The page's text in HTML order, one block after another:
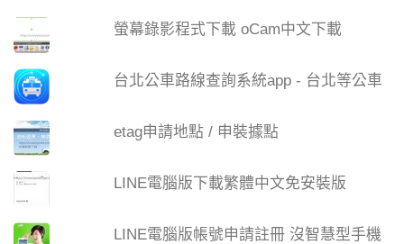
螢幕錄影程式下載 oCam中文下載
台北公車路線查詢系統app - 台北等公車
etag申請地點 / 申裝據點
LINE電腦版下載繁體中文免安裝版
LINE電腦版帳號申請註冊 沒智慧型手機